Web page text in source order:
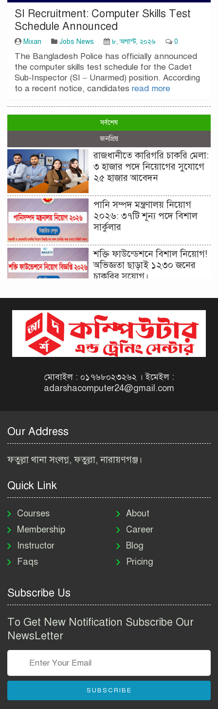
SI Recruitment: Computer Skills Test
Schedule Announced
Mixan Jobs News ৮, অগাস্ট, ২০২৬ 0
The Bangladesh Police has officially announced
the computer skills test schedule for the Cadet
Sub-Inspector (SI – Unarmed) position. According
to a recent notice, candidates read more
সর্বশেষ
জনপ্রিয়
রাজধানীতে কারিগরি চাকরি মেলা:
৩ হাজার পদে নিয়োগের সুযোগে
২৫ হাজার আবেদন
পানি সম্পদ মন্ত্রণালয় নিয়োগ
২০২৬: ৩৭টি শূন্য পদে বিশাল
সার্কুলার
শক্তি ফাউন্ডেশনে বিশাল নিয়োগ!
অভিজ্ঞতা ছাড়াই ১২৩০ জনের
চাকরির সুযোগ।
বিজ্ঞপ্তি ২০২৬ | Taxes Zone
Dinajpur Job Circular 2026
বেসরকারি সংস্থা সেতু (SETU)
Job Circular 2026
২০২৬ | BIWTA Job Circular
নিয়োগ বিজ্ঞপ্তি ২০২৬ | DNC
Job Circular 2026
পাসপোর্ট করতে কি কি লাগে
২০২৬ | ই-পাসপোর্ট আবেদন ও
Group Job Circular 2026
তথ্য অধিদপ্তর নিয়োগ বিজ্ঞপ্তি
বাংলাদেশ পুলিশ এএসআই
মোবাইল : ০১৭৬৮০২৩২৬২ । ইমেইল :
adarshacomputer24@gmail.com
Our Address
ফতুল্লা থানা সংলগ্ন, ফতুল্লা, নারায়ণগঞ্জ।
Quick Link
Courses
Membership
Instructor
Faqs
About
Career
Blog
Pricing
Subscribe Us
To Get New Notification Subscribe Our
NewsLetter
SUBSCRIBE